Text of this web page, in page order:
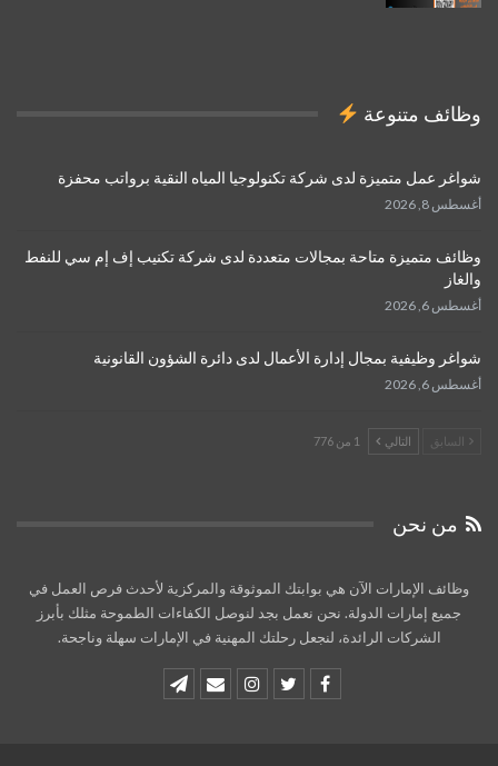
وظائف متنوعة
شواغر عمل متميزة لدى شركة تكنولوجيا المياه النقية برواتب محفزة
أغسطس 8, 2026
وظائف متميزة متاحة بمجالات متعددة لدى شركة تكنيب إف إم سي للنفط
والغاز
أغسطس 6, 2026
شواغر وظيفية بمجال إدارة الأعمال لدى دائرة الشؤون القانونية
أغسطس 6, 2026
السابق التالي 1 من 776
من نحن
وظائف الإمارات الآن هي بوابتك الموثوقة والمركزية لأحدث فرص العمل في
جميع إمارات الدولة. نحن نعمل بجد لنوصل الكفاءات الطموحة مثلك بأبرز
الشركات الرائدة، لنجعل رحلتك المهنية في الإمارات سهلة وناجحة.